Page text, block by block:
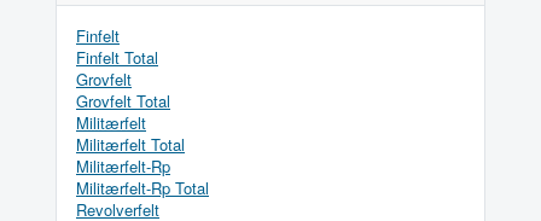
Finfelt
Finfelt Total
Grovfelt
Grovfelt Total
Militærfelt
Militærfelt Total
Militærfelt-Rp
Militærfelt-Rp Total
Revolverfelt